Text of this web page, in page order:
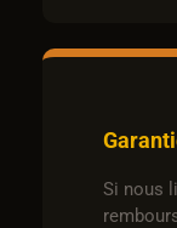
Si nous